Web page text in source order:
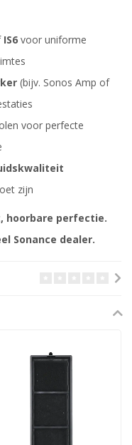
IS6 voor uniforme
(bijv. Sonos Amp of
voor perfecte
zijn
hoorbare perfectie.
Sonance dealer.